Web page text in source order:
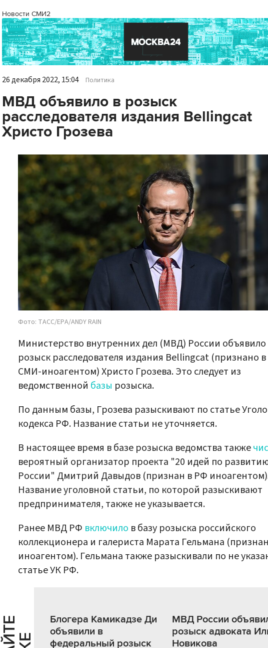
Новости СМИ2
26 декабря 2022, 15:04 Политика
МВД объявило в розыск
расследователя издания Bellingcat
Христо Грозева
Фото: ТАСС/EPA/ANDY RAIN
Министерство внутренних дел (МВД) России объявило
розыск расследователя издания Bellingcat (признано
СМИ-иноагентом) Христо Грозева. Это следует из
ведомственной базы розыска.
По данным базы, Грозева разыскивают по статье
кодекса РФ. Название статьи не уточняется.
В настоящее время в базе розыска ведомства также
вероятный организатор проекта "20 идей по
России" Дмитрий Давыдов (признан в РФ
Название уголовной статьи, по которой разыскивают
предпринимателя, также не указывается.
Ранее МВД РФ включило в базу розыска российского
коллекционера и галериста Марата Гельмана
иноагентом). Гельмана также разыскивали по не
статье УК РФ.
Блогера Камикадзе Ди
объявили в
федеральный розыск
МВД России
розыск адвоката
Новикова